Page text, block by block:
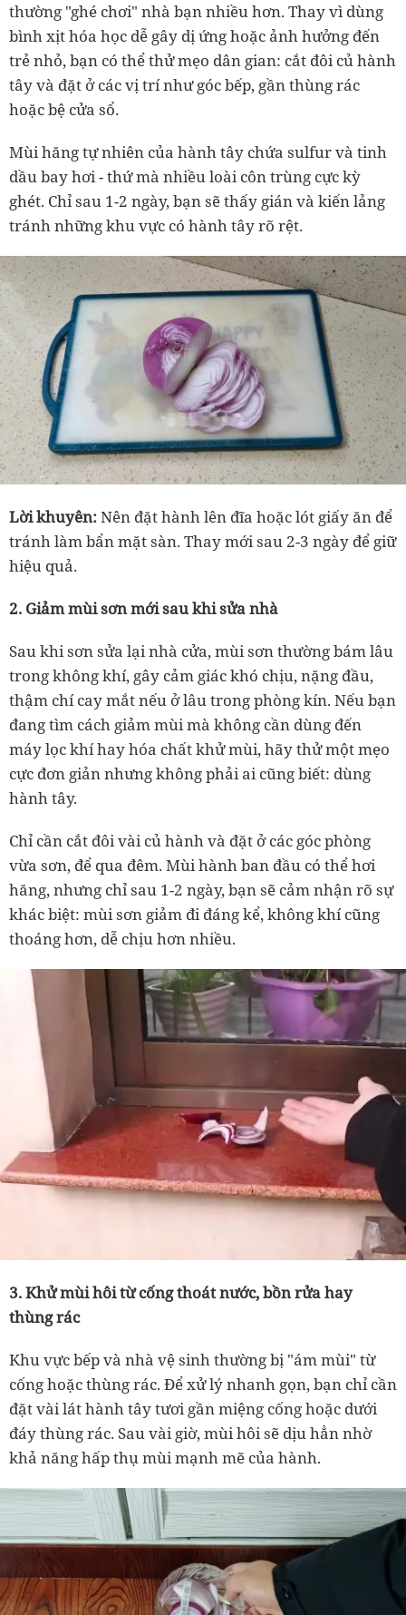
thường "ghé chơi" nhà bạn nhiều hơn. Thay vì dùng
bình xịt hóa học dễ gây dị ứng hoặc ảnh hưởng đến
trẻ nhỏ, bạn có thể thử mẹo dân gian: cắt đôi củ hành
tây và đặt ở các vị trí như góc bếp, gần thùng rác
hoặc bệ cửa sổ.
Mùi hăng tự nhiên của hành tây chứa sulfur và tinh
dầu bay hơi-thứ mà nhiều loài côn trùng cực kỳ
ghét. Chỉ sau 1-2 ngày, bạn sẽ thấy gián và kiến lảng
tránh những khu vực có hành tây rõ rệt.
Lời khuyên:Nên đặt hành lên đĩa hoặc lót giấy ăn để
tránh làm bẩn mặt sàn. Thay mới sau 2-3 ngày để giữ
hiệu quả.
2. Giảm mùi sơn mới sau khi sửa nhà
Sau khi sơn sửa lại nhà cửa, mùi sơn thường bám lâu
trong không khí, gây cảm giác khó chịu, nặng đầu,
thậm chí cay mắt nếu ở lâu trong phòng kín. Nếu bạn
đang tìm cách giảm mùi mà không cần dùng đến
máy lọc khí hay hóa chất khử mùi, hãy thử một mẹo
cực đơn giản nhưng không phải ai cũng biết: dùng
hành tây.
Chỉ cần cắt đôi vài củ hành và đặt ở các góc phòng
vừa sơn, để qua đêm. Mùi hành ban đầu có thể hơi
hăng, nhưng chỉ sau 1-2 ngày, bạn sẽ cảm nhận rõ sự
khác biệt: mùi sơn giảm đi đáng kể, không khí cũng
thoáng hơn, dễ chịu hơn nhiều.
3. Khử mùi hôi từ cống thoát nước, bồn rửa hay
thùng rác
Khu vực bếp và nhà vệ sinh thường bị "ám mùi" từ
cống hoặc thùng rác. Để xử lý nhanh gọn, bạn chỉ cần
đặt vài lát hành tây tươi gần miệng cống hoặc dưới
đáy thùng rác. Sau vài giờ, mùi hôi sẽ dịu hẳn nhờ
khả năng hấp thụ mùi mạnh mẽ của hành.